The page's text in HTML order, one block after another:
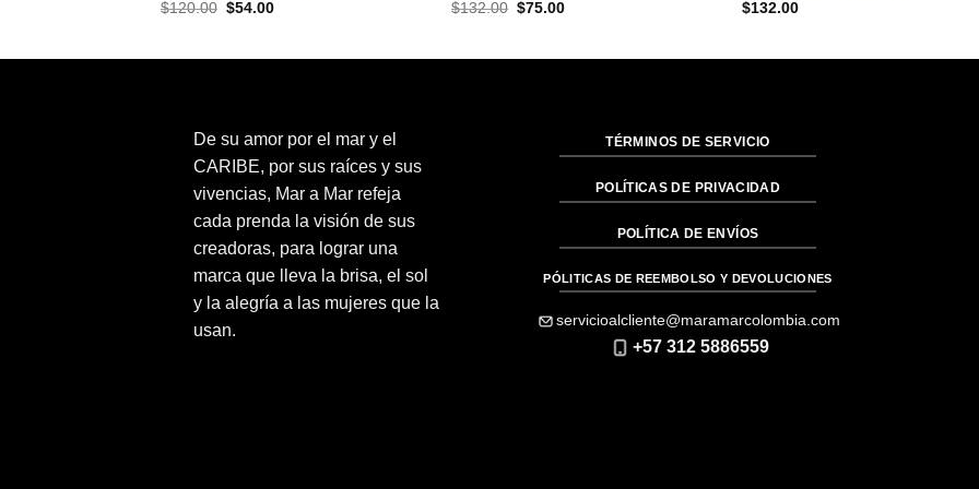
$120.00 El
$54.00El
$132.00 El
$75.00El
$132.00
De su amor por el mar y el
CARIBE, por sus raíces y sus
vivencias, Mar a Mar refeja
cada prenda la visión de sus
creadoras, para lograr una
marca que lleva la brisa, el sol
y la alegría a las mujeres que la
usan.
TÉRMINOS DE SERVICIO
POLÍTICAS DE PRIVACIDAD
POLÍTICA DE ENVÍOS
PÓLITICAS DE REEMBOLSO Y DEVOLUCIONES
servicioalcliente@maramarcolombia.com
+57 312 5886559